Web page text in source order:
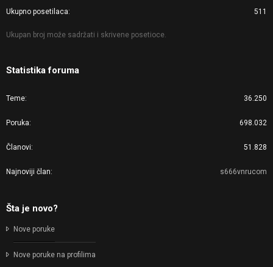
Ukupno posetilaca 511
Ukupan broj može sadržati i skrivene posetioce.
Statistika foruma
Teme 36.250
Poruka 698.032
Članovi 51.828
Najnoviji član s666vnrucom
Šta je novo?
Nove poruke
Nove poruke na profilima